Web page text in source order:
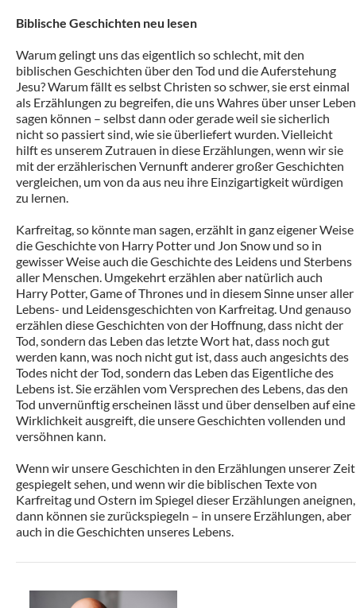
Biblische Geschichten neu lesen
Warum gelingt uns das eigentlich so schlecht, mit den
biblischen Geschichten über den Tod und die Auferstehung
Jesu? Warum fällt es selbst Christen so schwer, sie erst einmal
als Erzählungen zu begreifen, die uns Wahres über unser Leben
sagen können – selbst dann oder gerade weil sie sicherlich
nicht so passiert sind, wie sie überliefert wurden. Vielleicht
hilft es unserem Zutrauen in diese Erzählungen, wenn wir sie
mit der erzählerischen Vernunft anderer großer Geschichten
vergleichen, um von da aus neu ihre Einzigartigkeit würdigen
zu lernen.
Karfreitag, so könnte man sagen, erzählt in ganz eigener Weise
die Geschichte von Harry Potter und Jon Snow und so in
gewisser Weise auch die Geschichte des Leidens und Sterbens
aller Menschen. Umgekehrt erzählen aber natürlich auch
Harry Potter, Game of Thrones und in diesem Sinne unser aller
Lebens- und Leidensgeschichten von Karfreitag. Und genauso
erzählen diese Geschichten von der Hoffnung, dass nicht der
Tod, sondern das Leben das letzte Wort hat, dass noch gut
werden kann, was noch nicht gut ist, dass auch angesichts des
Todes nicht der Tod, sondern das Leben das Eigentliche des
Lebens ist. Sie erzählen vom Versprechen des Lebens, das den
Tod unvernünftig erscheinen lässt und über denselben auf eine
Wirklichkeit ausgreift, die unsere Geschichten vollenden und
versöhnen kann.
Wenn wir unsere Geschichten in den Erzählungen unserer Zeit
gespiegelt sehen, und wenn wir die biblischen Texte von
Karfreitag und Ostern im Spiegel dieser Erzählungen aneignen,
dann können sie zurückspiegeln – in unsere Erzählungen, aber
auch in die Geschichten unseres Lebens.